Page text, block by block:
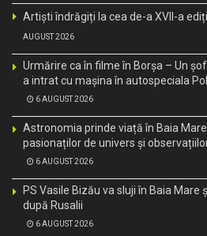
Artiști îndrăgiți la cea de-a XVII-a
AUGUST 2026
Urmărire ca în filme în Borșa – Un
a intrat cu mașina în autospeciala
6 AUGUST 2026
Astronomia prinde viață în Baia
pasionaților de univers și
6 AUGUST 2026
PS Vasile Bizău va sluji în Baia Mare
după Rusalii
6 AUGUST 2026